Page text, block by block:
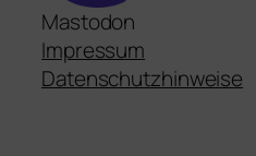
Mastodon
Impressum
Datenschutzhinweise